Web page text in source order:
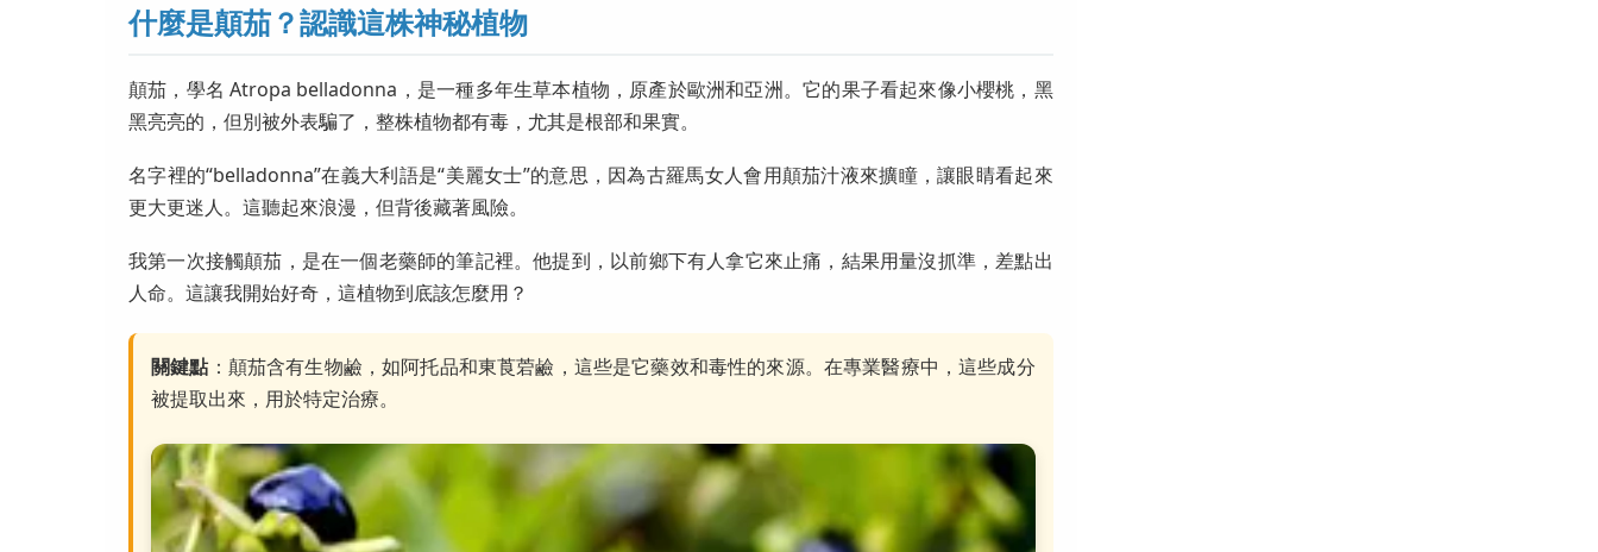
什麼是顛茄？認識這株神秘植物
顛茄，學名 Atropa belladonna，是一種多年生草本植物，原產於歐洲和亞洲。它的果子看起來像小櫻桃，黑
黑亮亮的，但別被外表騙了，整株植物都有毒，尤其是根部和果實。
名字裡的“belladonna”在義大利語是“美麗女士”的意思，因為古羅馬女人會用顛茄汁液來擴瞳，讓眼睛看起來
更大更迷人。這聽起來浪漫，但背後藏著風險。
我第一次接觸顛茄，是在一個老藥師的筆記裡。他提到，以前鄉下有人拿它來止痛，結果用量沒抓準，差點出
人命。這讓我開始好奇，這植物到底該怎麼用？
關鍵點 ：顛茄含有生物鹼，如阿托品和東莨菪鹼，這些是它藥效和毒性的來源。在專業醫療中，這些成分
被提取出來，用於特定治療。